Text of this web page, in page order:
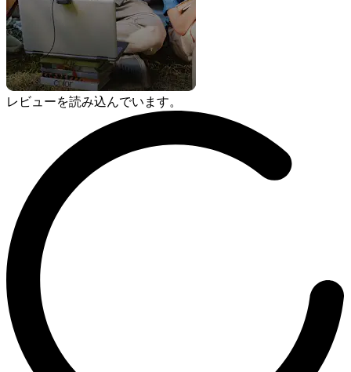
レビューを読み込んでいます。